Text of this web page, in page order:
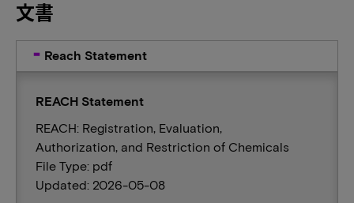
文書
Reach Statement
REACH Statement
REACH: Registration, Evaluation,
Authorization, and Restriction of Chemicals
File Type: pdf
Updated: 2026-05-08